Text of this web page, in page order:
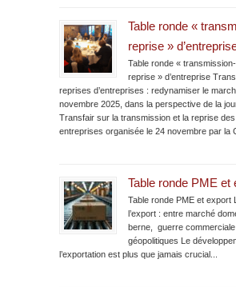
Table ronde «
reprise »
Table ronde « transmission-
reprise » d’entreprise
reprises d’entreprises : redynamiser le
novembre 2025, dans la perspective de la
Transfair sur la transmission et la reprise des
entreprises organisée le 24 novembre par la
Table ronde PME et
Table ronde PME et export
l’export : entre marché
berne, guerre
géopolitiques Le
l’exportation est plus que jamais crucial...